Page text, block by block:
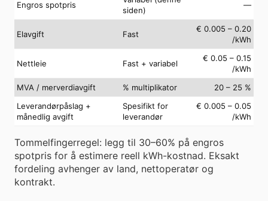
Engros spotpris
siden)
—
Elavgift Fast
€ 0.005 – 0.20
/kWh
Nettleie Fast + variabel
€ 0.05 – 0.15
/kWh
MVA / merverdiavgift
% multiplikator
20 – 25 %
Leverandørpåslag +
månedlig avgift
Spesifikt for
leverandør
€ 0.005 – 0.05
/kWh
Tommelfingerregel: legg til 30–60% på engros
spotpris for å estimere reell kWh-kostnad. Eksakt
fordeling avhenger av land, nettoperatør og
kontrakt.